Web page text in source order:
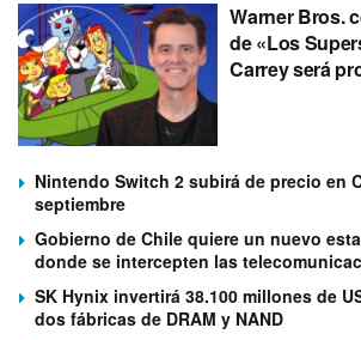
Warner Bros.
de «Los
Carrey será
Nintendo Switch 2 subirá de precio en
septiembre
Gobierno de Chile quiere un nuevo
donde se intercepten las
SK Hynix invertirá 38.100 millones de
dos fábricas de DRAM y NAND